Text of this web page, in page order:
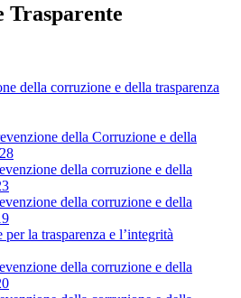
Trasparente
della corruzione e della trasparenza
della Corruzione e della
della corruzione e della
della corruzione e della
la trasparenza e l’integrità
della corruzione e della